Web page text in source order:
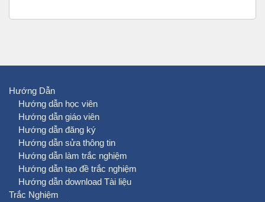
Hướng Dẫn
Hướng dẫn học viên
Hướng dẫn giáo viên
Hướng dẫn đăng ký
Hướng dẫn sửa thông tin
Hướng dẫn làm trắc nghiệm
Hướng dẫn tạo đề trắc nghiệm
Hướng dẫn download Tài liệu
Trắc Nghiệm